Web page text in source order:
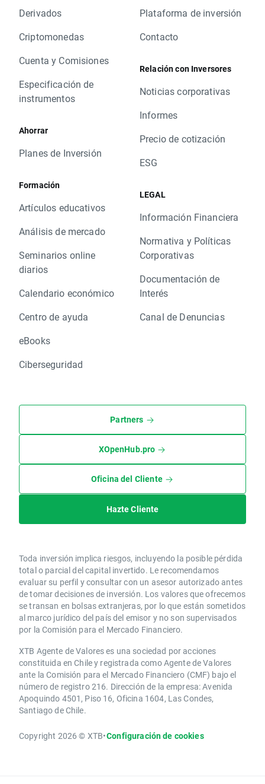
Derivados
Criptomonedas
Cuenta y Comisiones
Especificación de
instrumentos
Ahorrar
Planes de Inversión
Formación
Artículos educativos
Análisis de mercado
Seminarios online
diarios
Calendario económico
Centro de ayuda
eBooks
Ciberseguridad
Plataforma de inversión
Contacto
Relación con Inversores
Noticias corporativas
Informes
Precio de cotización
ESG
LEGAL
Información Financiera
Normativa y Políticas
Corporativas
Documentación de
Interés
Canal de Denuncias
Partners
XOpenHub.pro
Oficina del Cliente
Hazte Cliente
Toda inversión implica riesgos, incluyendo la posible pérdida
total o parcial del capital invertido. Le recomendamos
evaluar su perfil y consultar con un asesor autorizado antes
de tomar decisiones de inversión. Los valores que ofrecemos
se transan en bolsas extranjeras, por lo que están sometidos
al marco jurídico del país del emisor y no son supervisados
por la Comisión para el Mercado Financiero.
XTB Agente de Valores es una sociedad por acciones
constituida en Chile y registrada como Agente de Valores
ante la Comisión para el Mercado Financiero (CMF) bajo el
número de registro 216. Dirección de la empresa: Avenida
Apoquindo 4501, Piso 16, Oficina 1604, Las Condes,
Santiago de Chile.
Copyright 2026 © XTB•Configuración de cookies